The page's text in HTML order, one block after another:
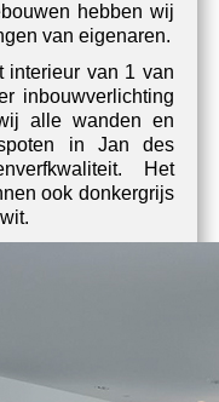
in
complexen in
mogen doen.
hebben wij
van eigenaren.
interieur van 1 van
inbouwverlichting
alle wanden en
in Jan des
ook donkergrijs